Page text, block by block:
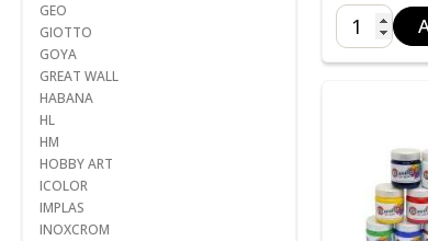
GEO
GIOTTO
GOYA
GREAT WALL
HABANA
HL
HM
HOBBY ART
ICOLOR
IMPLAS
INOXCROM